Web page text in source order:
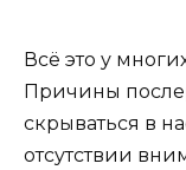
Всё это у
Причины
скрываться в
отсутствии